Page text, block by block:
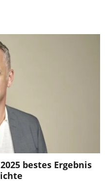
bestes Ergebnis